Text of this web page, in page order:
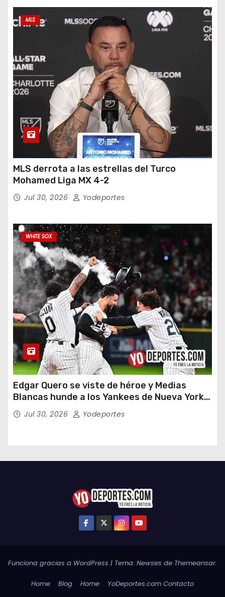
MLS
MLS derrota a las estrellas del Turco
Mohamed Liga MX 4-2
Jul 30, 2026 Yodeportes
WHITE SOX
Edgar Quero se viste de héroe y Medias
Blancas hunde a los Yankees de Nueva York
en doce entradas
Jul 30, 2026 Yodeportes
Funciona gracias a WordPress | Tema: Newses de Themeansar.
Home Blog Home YoDeportes.com Contacto